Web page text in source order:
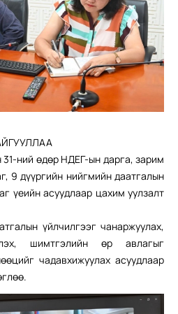
ний өдөр НДЕГ-ын дарга, зарим
9 дүүргийн нийгмийн даатгалын
үеийн асуудлаар цахим уулзалт
үйлчилгээг чанаржуулах,
шимтгэлийн өр авлагыг
чадавхижуулах асуудлаар